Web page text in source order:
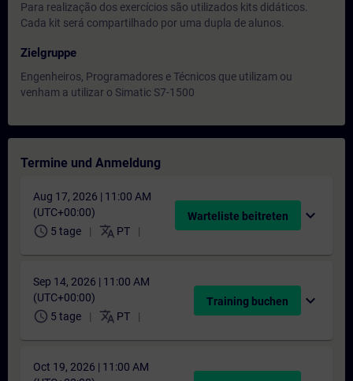
Para realização dos exercícios são utilizados kits didáticos.
Cada kit será compartilhado por uma dupla de alunos.
Zielgruppe
Engenheiros, Programadores e Técnicos que utilizam ou
venham a utilizar o Simatic S7-1500
Termine und Anmeldung
Aug 17, 2026 | 11:00 AM
(UTC+00:00)
schedule 5 tage translate PT
Warteliste beitreten expand_more
Sep 14, 2026 | 11:00 AM
(UTC+00:00)
schedule 5 tage translate PT
Training buchen expand_more
Oct 19, 2026 | 11:00 AM